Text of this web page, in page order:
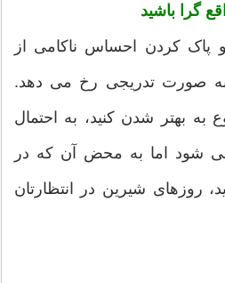
پاک کردن احساس ناکامی از
به صورت تدریجی رخ می دهد.
بهتر شدن کنید، به احتمال
شود اما به محض آن که در
روزهای شیرین در انتظارتان